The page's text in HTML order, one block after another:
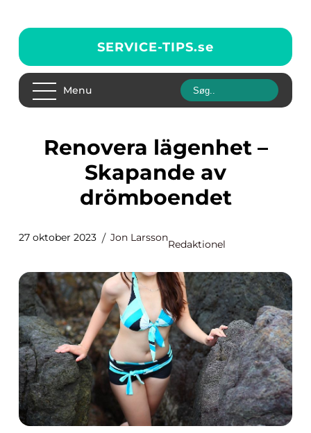
SERVICE-TIPS.se
Menu
Renovera lägenhet –
Skapande av
drömboendet
27 oktober 2023 Jon Larsson
Redaktionel